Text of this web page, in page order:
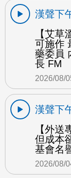
漢聲下
【艾
可施作
藥委員
長 FM
2026/08/
漢聲下
【外送
但成本
基會名
2026/08/